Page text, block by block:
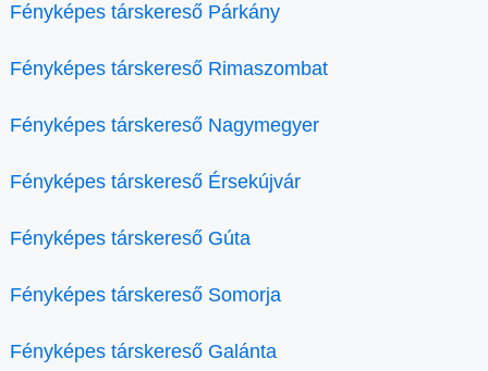
Fényképes társkereső Párkány
Fényképes társkereső Rimaszombat
Fényképes társkereső Nagymegyer
Fényképes társkereső Érsekújvár
Fényképes társkereső Gúta
Fényképes társkereső Somorja
Fényképes társkereső Galánta